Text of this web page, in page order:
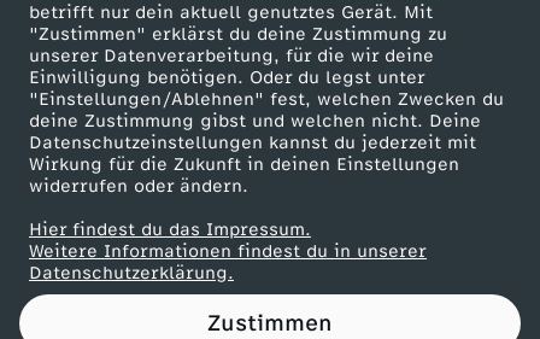
betrifft nur dein aktuell genutztes Gerät. Mit
"Zustimmen" erklärst du deine Zustimmung zu
unserer Datenverarbeitung, für die wir deine
Einwilligung benötigen. Oder du legst unter
"Einstellungen/Ablehnen" fest, welchen Zwecken du
deine Zustimmung gibst und welchen nicht. Deine
Datenschutzeinstellungen kannst du jederzeit mit
Wirkung für die Zukunft in deinen Einstellungen
widerrufen oder ändern.
Hier findest du das Impressum.
Weitere Informationen findest du in unserer
Datenschutzerklärung.
Zustimmen
r
p
o
o
l
Werbefernsehen
Mainzelmännchen
Partner